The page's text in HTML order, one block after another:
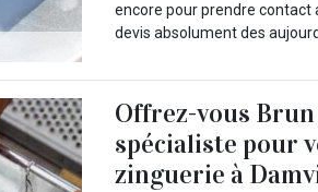
encore pour prendre contact
devis absolument des
Offrez-vous
spécialiste pour
zinguerie à